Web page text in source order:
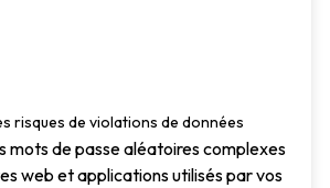
risques de violations de données
mots de passe aléatoires complexes
web et applications utilisés par vos